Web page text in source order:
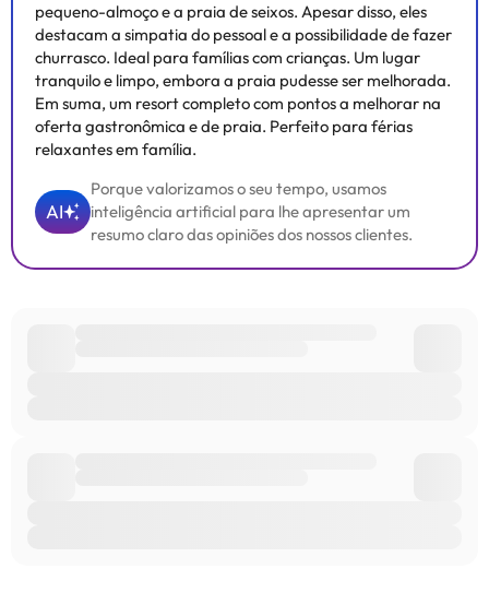
pequeno-almoço e a praia de seixos. Apesar disso, eles
destacam a simpatia do pessoal e a possibilidade de fazer
churrasco. Ideal para famílias com crianças. Um lugar
tranquilo e limpo, embora a praia pudesse ser melhorada.
Em suma, um resort completo com pontos a melhorar na
oferta gastronômica e de praia. Perfeito para férias
relaxantes em família.
AI
Porque valorizamos o seu tempo, usamos
inteligência artificial para lhe apresentar um
resumo claro das opiniões dos nossos clientes.